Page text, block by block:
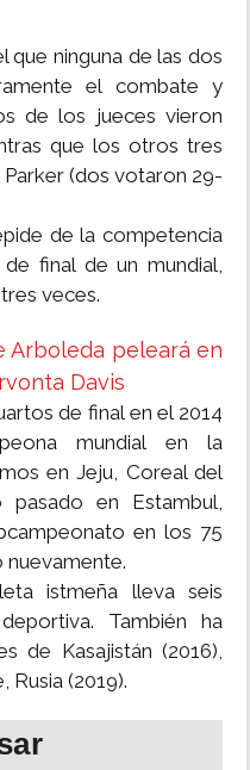
que ninguna de las dos
el combate y
de los jueces vieron
que los otros tres
(dos votaron 29-
de la competencia
final de un mundial,
veces.
Arboleda peleará en
Davis
de final en el 2014
mundial en la
en Jeju, Coreal del
en Estambul,
en los 75
nuevamente.
istmeña lleva seis
También ha
de Kasajistán (2016),
Rusia (2019).